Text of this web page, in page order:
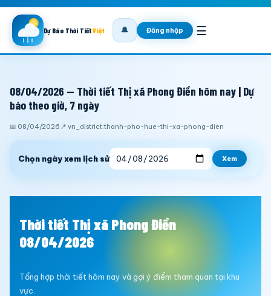
Dự Báo Thời TiếtViệt 🔔 Đăng nhập ☰
08/04/2026 — Thời tiết Thị xã Phong Điền hôm nay | Dự
báo theo giờ, 7 ngày
📅 08/04/2026 📍 vn_district:thanh-pho-hue-thi-xa-phong-dien
Chọn ngày xem lịch sử Xem
Thời tiết Thị xã Phong Điền
08/04/2026
Tổng hợp thời tiết hôm nay và gợi ý điểm tham quan tại khu
vực.